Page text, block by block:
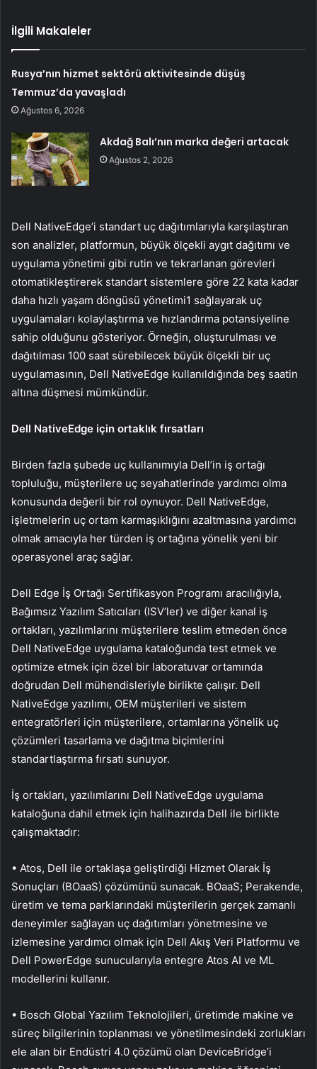
İlgili Makaleler
Rusya’nın hizmet sektörü aktivitesinde düşüş
Temmuz’da yavaşladı
Ağustos 6, 2026
Akdağ Balı’nın marka değeri artacak
Ağustos 2, 2026
Dell NativeEdge’i standart uç dağıtımlarıyla karşılaştıran
son analizler, platformun, büyük ölçekli aygıt dağıtımı ve
uygulama yönetimi gibi rutin ve tekrarlanan görevleri
otomatikleştirerek standart sistemlere göre 22 kata kadar
daha hızlı yaşam döngüsü yönetimi1 sağlayarak uç
uygulamaları kolaylaştırma ve hızlandırma potansiyeline
sahip olduğunu gösteriyor. Örneğin, oluşturulması ve
dağıtılması 100 saat sürebilecek büyük ölçekli bir uç
uygulamasının, Dell NativeEdge kullanıldığında beş saatin
altına düşmesi mümkündür.
Dell NativeEdge için ortaklık fırsatları
Birden fazla şubede uç kullanımıyla Dell’in iş ortağı
topluluğu, müşterilere uç seyahatlerinde yardımcı olma
konusunda değerli bir rol oynuyor. Dell NativeEdge,
işletmelerin uç ortam karmaşıklığını azaltmasına yardımcı
olmak amacıyla her türden iş ortağına yönelik yeni bir
operasyonel araç sağlar.
Dell Edge İş Ortağı Sertifikasyon Programı aracılığıyla,
Bağımsız Yazılım Satıcıları (ISV’ler) ve diğer kanal iş
ortakları, yazılımlarını müşterilere teslim etmeden önce
Dell NativeEdge uygulama kataloğunda test etmek ve
optimize etmek için özel bir laboratuvar ortamında
doğrudan Dell mühendisleriyle birlikte çalışır. Dell
NativeEdge yazılımı, OEM müşterileri ve sistem
entegratörleri için müşterilere, ortamlarına yönelik uç
çözümleri tasarlama ve dağıtma biçimlerini
standartlaştırma fırsatı sunuyor.
İş ortakları, yazılımlarını Dell NativeEdge uygulama
kataloğuna dahil etmek için halihazırda Dell ile birlikte
çalışmaktadır:
• Atos, Dell ile ortaklaşa geliştirdiği Hizmet Olarak İş
Sonuçları (BOaaS) çözümünü sunacak. BOaaS; Perakende,
üretim ve tema parklarındaki müşterilerin gerçek zamanlı
deneyimler sağlayan uç dağıtımları yönetmesine ve
izlemesine yardımcı olmak için Dell Akış Veri Platformu ve
Dell PowerEdge sunucularıyla entegre Atos AI ve ML
modellerini kullanır.
• Bosch Global Yazılım Teknolojileri, üretimde makine ve
süreç bilgilerinin toplanması ve yönetilmesindeki zorlukları
ele alan bir Endüstri 4.0 çözümü olan DeviceBridge’i